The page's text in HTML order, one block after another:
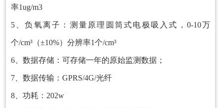
率1ug/m3
5、负氧离子：测量原理圆筒式电极吸入式，0-10万
个/cm³（±10%）分辨率1个/cm³
6、数据存储：可存储一年的原始监测数据；
7、数据传输：GPRS/4G/光纤
8、功耗：202w